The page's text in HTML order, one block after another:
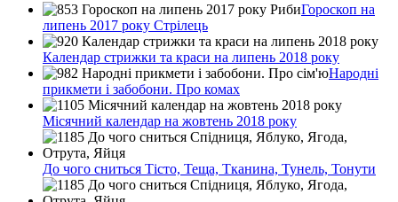
Гороскоп на
липень 2017 року Стрілець
Календар стрижки та краси на липень 2018 року
Народні
прикмети і забобони. Про комах
Місячний календар на жовтень 2018 року
До чого сниться Тісто, Теща, Тканина, Тунель, Тонути